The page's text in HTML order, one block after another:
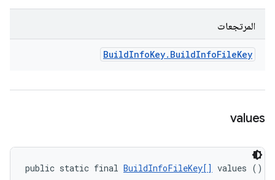
المرتجعات
BuildInfoKey. BuildInfoFileKey
values
public static final BuildInfoFileKey[] values ()